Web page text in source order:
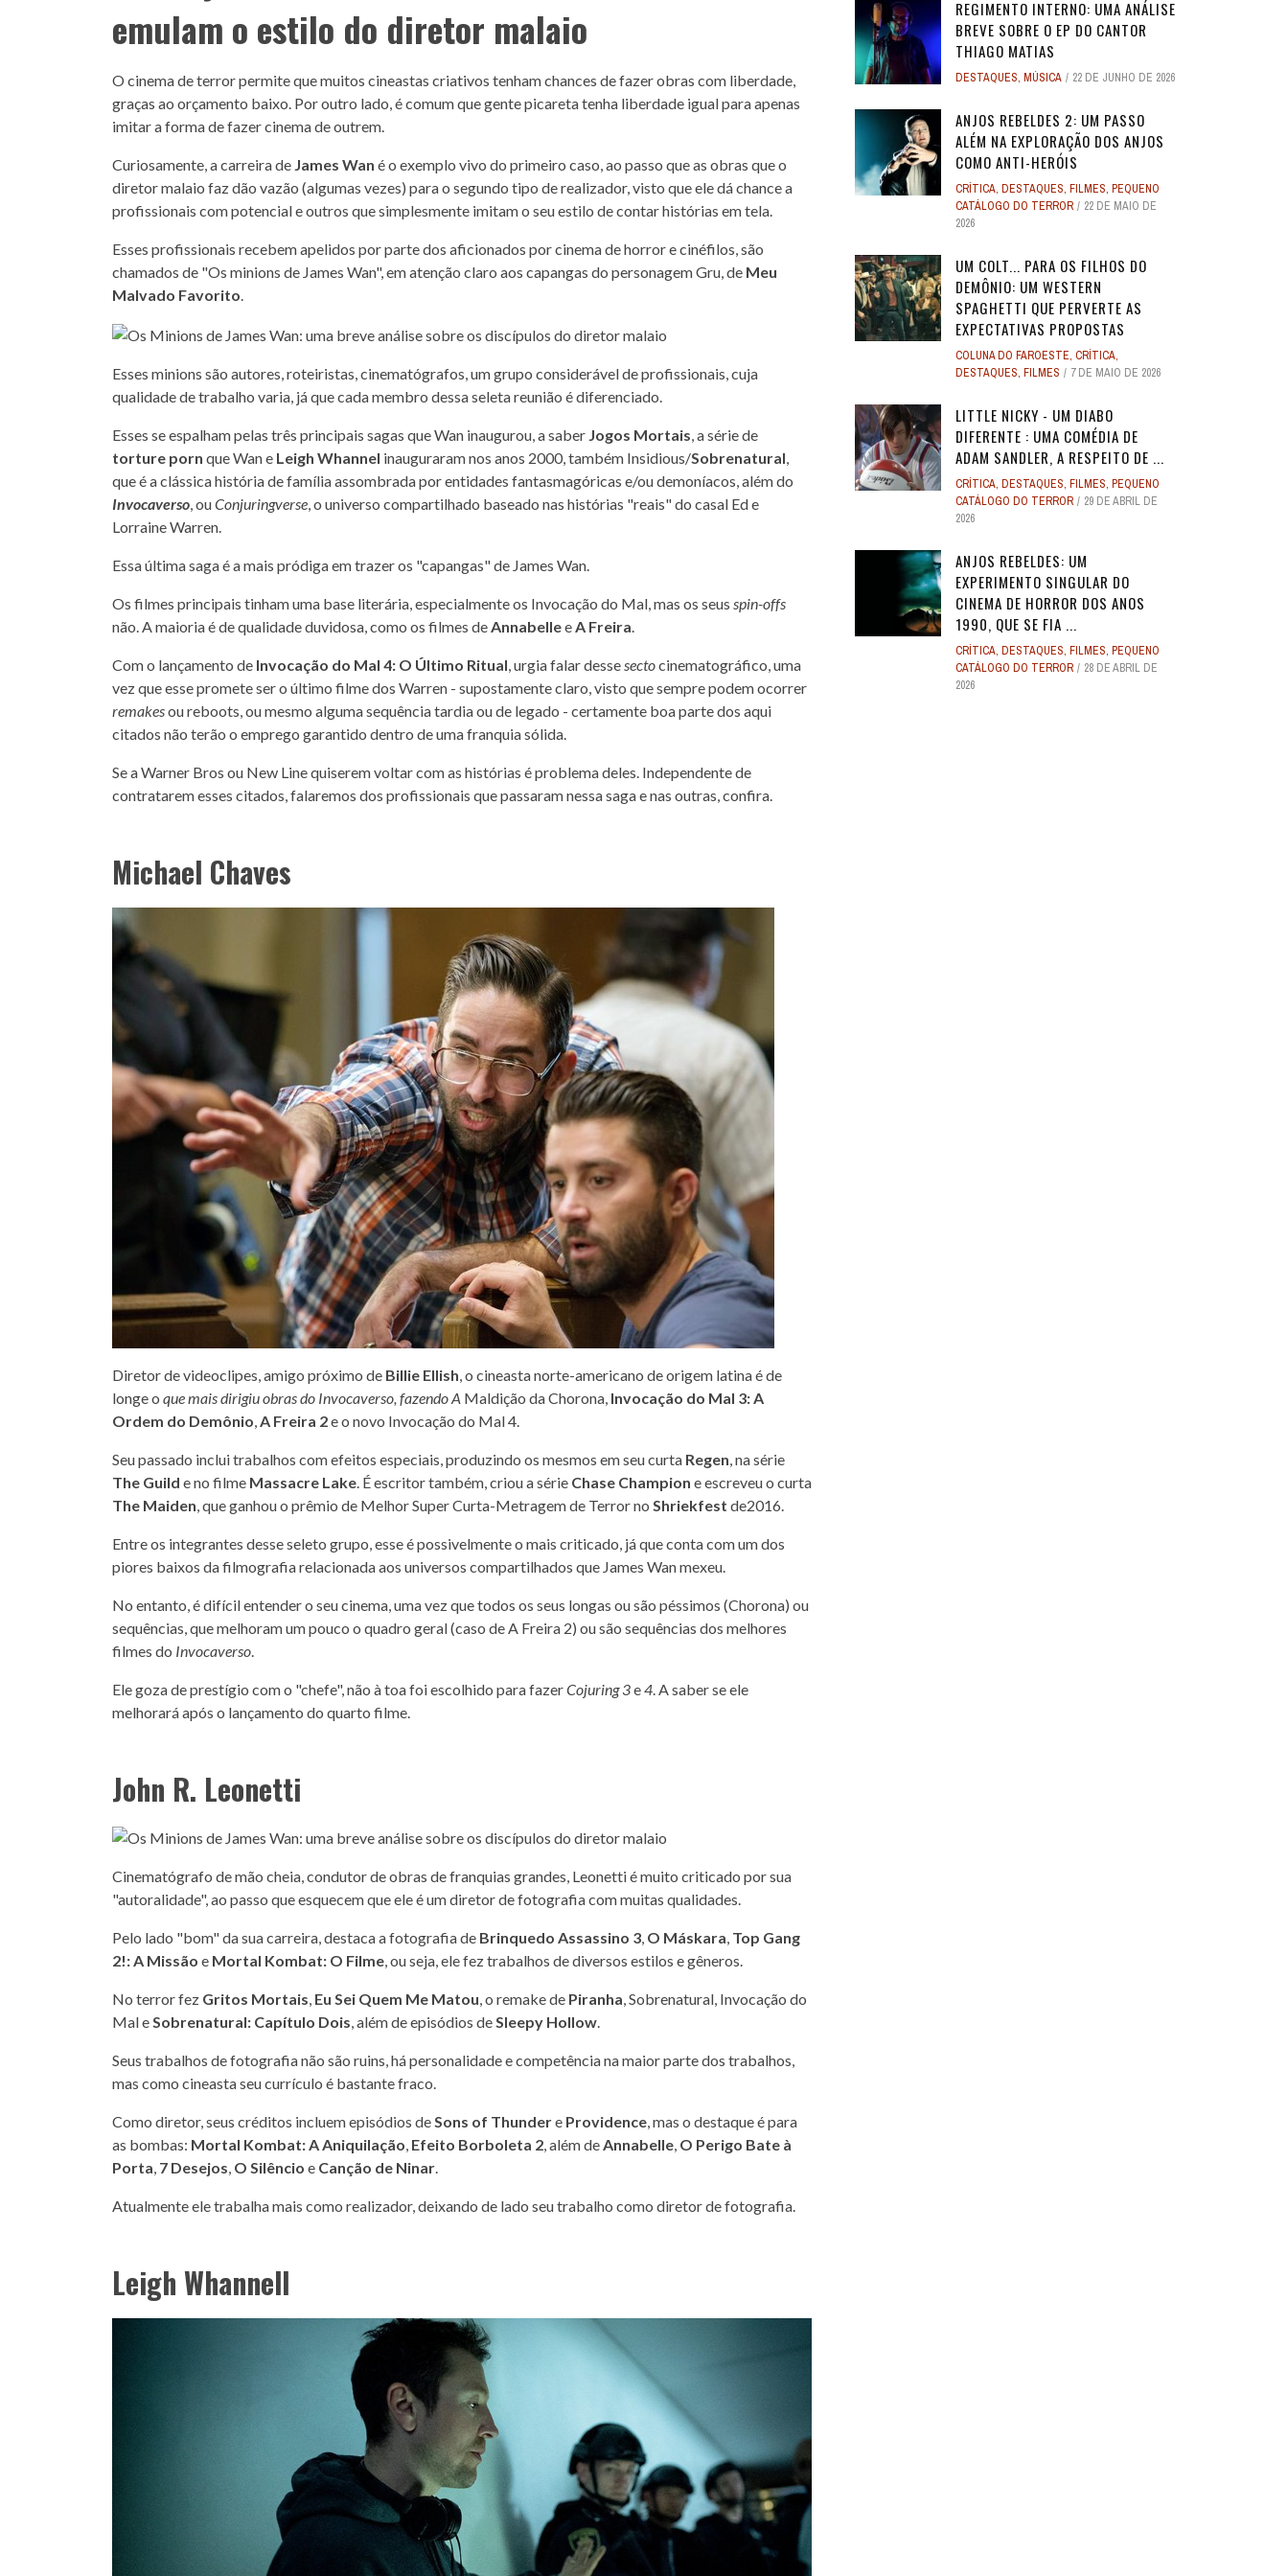
emulam o estilo do diretor malaio
O cinema de terror permite que muitos cineastas criativos tenham chances de fazer obras com liberdade,
graças ao orçamento baixo. Por outro lado, é comum que gente picareta tenha liberdade igual para apenas
imitar a forma de fazer cinema de outrem.
Curiosamente, a carreira de James Wan é o exemplo vivo do primeiro caso, ao passo que as obras que o
diretor malaio faz dão vazão (algumas vezes) para o segundo tipo de realizador, visto que ele dá chance a
profissionais com potencial e outros que simplesmente imitam o seu estilo de contar histórias em tela.
Esses profissionais recebem apelidos por parte dos aficionados por cinema de horror e cinéfilos, são
chamados de "Os minions de James Wan", em atenção claro aos capangas do personagem Gru, de Meu
Malvado Favorito.
Esses minions são autores, roteiristas, cinematógrafos, um grupo considerável de profissionais, cuja
qualidade de trabalho varia, já que cada membro dessa seleta reunião é diferenciado.
Esses se espalham pelas três principais sagas que Wan inaugurou, a saber Jogos Mortais, a série de
torture porn que Wan e Leigh Whannel inauguraram nos anos 2000, também Insidious/Sobrenatural,
que é a clássica história de família assombrada por entidades fantasmagóricas e/ou demoníacos, além do
Invocaverso, ouConjuringverse, o universo compartilhado baseado nas histórias "reais" do casal Ed e
Lorraine Warren.
Essa última saga é a mais pródiga em trazer os "capangas" de James Wan.
Os filmes principais tinham uma base literária, especialmente os Invocação do Mal, mas os seus spin-offs
não. A maioria é de qualidade duvidosa, como os filmes deAnnabelleeA Freira.
Com o lançamento de Invocação do Mal 4: O Último Ritual, urgia falar dessesectocinematográfico, uma
vez que esse promete ser o último filme dos Warren - supostamente claro, visto que sempre podem ocorrer
remakesou reboots, ou mesmo alguma sequência tardia ou de legado - certamente boa parte dos aqui
citados não terão o emprego garantido dentro de uma franquia sólida.
Se a Warner Bros ou New Line quiserem voltar com as histórias é problema deles. Independente de
contratarem esses citados, falaremos dos profissionais que passaram nessa saga e nas outras, confira.
Michael Chaves
Diretor de videoclipes, amigo próximo de Billie Ellish, o cineasta norte-americano de origem latina é de
longe o que mais dirigiu obras do Invocaverso, fazendo A Maldição da Chorona, Invocação do Mal 3: A
Ordem do Demônio,A Freira 2e o novo Invocação do Mal 4.
Seu passado inclui trabalhos com efeitos especiais, produzindo os mesmos em seu curta Regen, na série
The Guild e no filme Massacre Lake. É escritor também, criou a série Chase Champion e escreveu o curta
The Maiden, que ganhou o prêmio de Melhor Super Curta-Metragem de Terror no Shriekfest de2016.
Entre os integrantes desse seleto grupo, esse é possivelmente o mais criticado, já que conta com um dos
piores baixos da filmografia relacionada aos universos compartilhados que James Wan mexeu.
No entanto, é difícil entender o seu cinema, uma vez que todos os seus longas ou são péssimos (Chorona) ou
sequências, que melhoram um pouco o quadro geral (caso de A Freira 2) ou são sequências dos melhores
filmes do Invocaverso.
Ele goza de prestígio com o "chefe", não à toa foi escolhido para fazerCojuring 3e4. A saber se ele
melhorará após o lançamento do quarto filme.
John R. Leonetti
Cinematógrafo de mão cheia, condutor de obras de franquias grandes, Leonetti é muito criticado por sua
"autoralidade", ao passo que esquecem que ele é um diretor de fotografia com muitas qualidades.
Pelo lado "bom" da sua carreira, destaca a fotografia de Brinquedo Assassino 3, O Máskara, Top Gang
2!: A Missão e Mortal Kombat: O Filme, ou seja, ele fez trabalhos de diversos estilos e gêneros.
No terror fez Gritos Mortais, Eu Sei Quem Me Matou, o remake de Piranha, Sobrenatural, Invocação do
Mal eSobrenatural: Capítulo Dois, além de episódios deSleepy Hollow.
Seus trabalhos de fotografia não são ruins, há personalidade e competência na maior parte dos trabalhos,
mas como cineasta seu currículo é bastante fraco.
Como diretor, seus créditos incluem episódios deSons of Thundere Providence, mas o destaque é para
as bombas: Mortal Kombat: A Aniquilação, Efeito Borboleta 2, além deAnnabelle, O Perigo Bate à
Porta, 7 Desejos, O Silêncio e Canção de Ninar.
Atualmente ele trabalha mais como realizador, deixando de lado seu trabalho como diretor de fotografia.
Leigh Whannell
REGIMENTO INTERNO: UMA ANÁLISE
BREVE SOBRE O EP DO CANTOR
THIAGO MATIAS
DESTAQUES, MÚSICA 22 DE JUNHO DE 2026
ANJOS REBELDES 2: UM PASSO
ALÉM NA EXPLORAÇÃO DOS ANJOS
COMO ANTI-HERÓIS
CRÍTICA, DESTAQUES, FILMES, PEQUENO
CATÁLOGO DO TERROR
22 DE MAIO DE
2026
UM COLT... PARA OS FILHOS DO
DEMÔNIO: UM WESTERN
SPAGHETTI QUE PERVERTE AS
EXPECTATIVAS PROPOSTAS
COLUNA DO FAROESTE, CRÍTICA,
DESTAQUES, FILMES 7 DE MAIO DE 2026
LITTLE NICKY - UM DIABO
DIFERENTE : UMA COMÉDIA DE
ADAM SANDLER, A RESPEITO DE ...
CRÍTICA, DESTAQUES, FILMES, PEQUENO
CATÁLOGO DO TERROR
29 DE ABRIL DE
2026
ANJOS REBELDES: UM
EXPERIMENTO SINGULAR DO
CINEMA DE HORROR DOS ANOS
1990, QUE SE FIA ...
CRÍTICA, DESTAQUES, FILMES, PEQUENO
CATÁLOGO DO TERROR
28 DE ABRIL DE
2026